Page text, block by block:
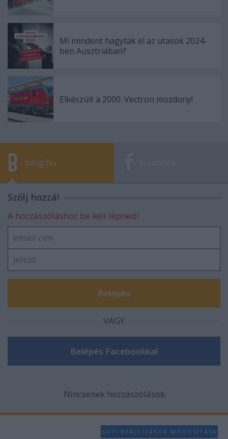
Mi mindent hagytak el az utasok 2024-
ben Ausztriában?
Elkészült a 2000. Vectron mozdony!
blog.hu
Szólj hozzá!
A hozzászóláshoz be kell lépned!
VAGY
Nincsenek hozzászólások
SÜTI BEÁLLÍTÁSOK MÓDOSÍTÁSA